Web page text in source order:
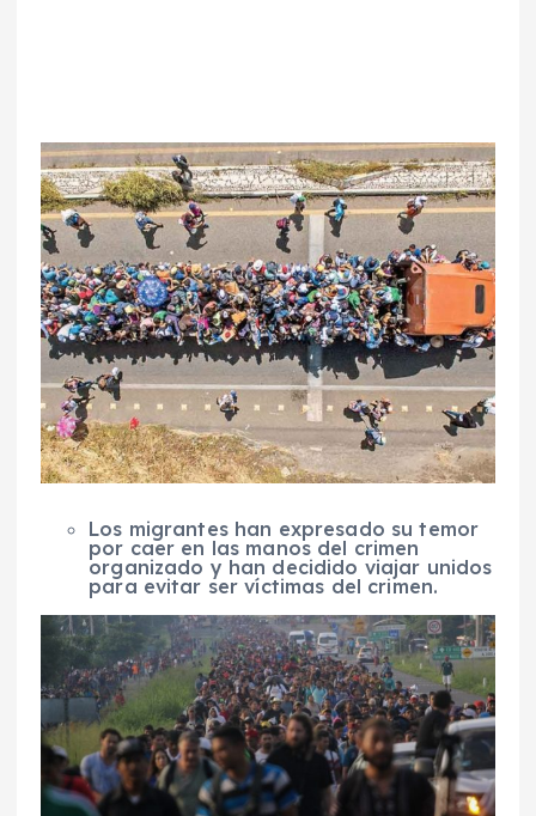
Los migrantes han expresado su temor
por caer en las manos del crimen
organizado y han decidido viajar unidos
para evitar ser víctimas del crimen.